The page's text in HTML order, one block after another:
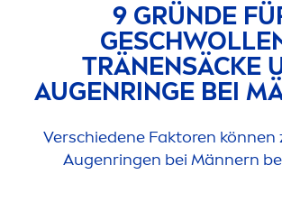
9 GRÜNDE
TRÄNENSÄCKE
AUGENRINGE BEI
Verschiedene Faktoren können
Augenringen bei Männern